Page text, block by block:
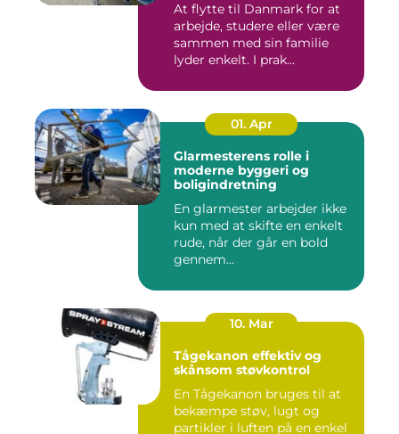
At flytte til Danmark for at
arbejde, studere eller være
sammen med sin familie
lyder enkelt. I prak...
01. Apr
Glarmesterens rolle i
moderne byggeri og
boligindretning
En glarmester arbejder ikke
kun med at skifte en enkelt
rude, når der går en bold
gennem...
10. Mar
Tågekanon effektiv og
skånsom støvkontrol
En Tågekanon bruges til at
bekæmpe støv, lugt og
partikler i luften på en enkel